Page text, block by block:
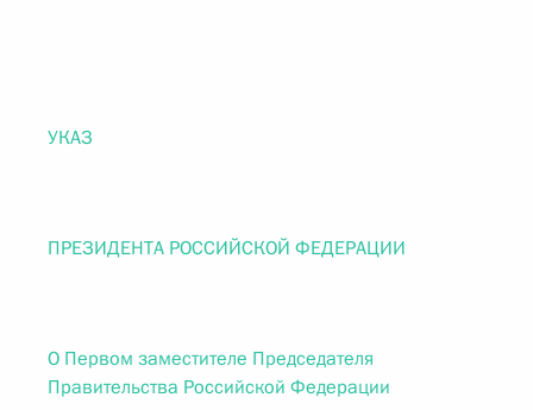
УКАЗ
ПРЕЗИДЕНТА РОССИЙСКОЙ ФЕДЕРАЦИИ
О Первом заместителе Председателя
Правительства Российской Федерации